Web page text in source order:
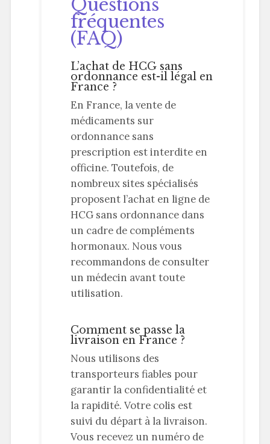
Questions
fréquentes
(FAQ)
L’achat de HCG sans
ordonnance est-il légal en
France ?
En France, la vente de
médicaments sur
ordonnance sans
prescription est interdite en
officine. Toutefois, de
nombreux sites spécialisés
proposent l’achat en ligne de
HCG sans ordonnance dans
un cadre de compléments
hormonaux. Nous vous
recommandons de consulter
un médecin avant toute
utilisation.
Comment se passe la
livraison en France ?
Nous utilisons des
transporteurs fiables pour
garantir la confidentialité et
la rapidité. Votre colis est
suivi du départ à la livraison.
Vous recevez un numéro de